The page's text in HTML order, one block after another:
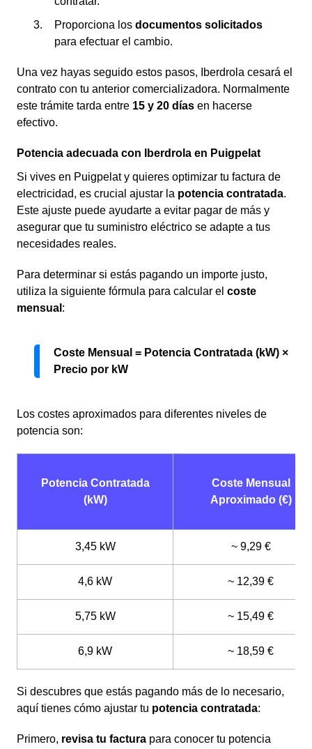
Proporciona los documentos solicitados
para efectuar el cambio.
Una vez hayas seguido estos pasos, Iberdrola cesará el
contrato con tu anterior comercializadora. Normalmente
este trámite tarda entre 15 y 20 días en hacerse
efectivo.
Potencia adecuada con Iberdrola en Puigpelat
Si vives en Puigpelat y quieres optimizar tu factura de
electricidad, es crucial ajustar la potencia contratada.
Este ajuste puede ayudarte a evitar pagar de más y
asegurar que tu suministro eléctrico se adapte a tus
necesidades reales.
Para determinar si estás pagando un importe justo,
utiliza la siguiente fórmula para calcular el coste
mensual :
Coste Mensual = Potencia Contratada (kW) ×
Precio por kW
Los costes aproximados para diferentes niveles de
potencia son:
Potencia Contratada
(kW)
Coste Mensual
Aproximado (€)
3,45 kW ~ 9,29 €
4,6 kW ~ 12,39 €
5,75 kW ~ 15,49 €
6,9 kW ~ 18,59 €
Si descubres que estás pagando más de lo necesario,
aquí tienes cómo ajustar tu potencia contratada:
Primero, revisa tu factura para conocer tu potencia